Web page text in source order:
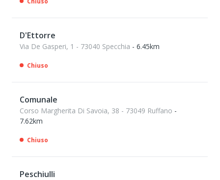
D'Ettorre
Via De Gasperi, 1 - 73040 Specchia - 6.45km
Chiuso
Comunale
Corso Margherita Di Savoia, 38 - 73049 Ruffano -
7.62km
Chiuso
Peschiulli